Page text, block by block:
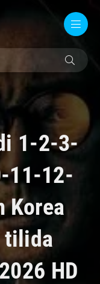
1-2-3-
11-12-
Korea
tilida
HD